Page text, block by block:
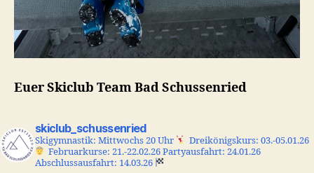
Euer Skiclub Team Bad Schussenried
skiclub_schussenried
Skigymnastik: Mittwochs 20 Uhr
Dreikönigskurs: 03.-05.01.26
Februarkurse: 21.-22.02.26Partyausfahrt: 24.01.26
Abschlussausfahrt: 14.03.26